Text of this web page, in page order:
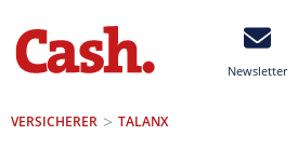
Newsletter
VERSICHERER TALANX